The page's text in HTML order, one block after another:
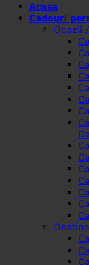
Acasa
Cadouri
Ocazii